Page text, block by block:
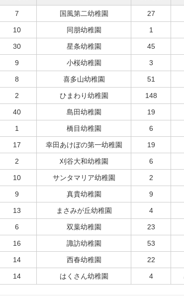
7 国風第二幼稚園 27
10 同朋幼稚園 1
30 星条幼稚園 45
9 小桜幼稚園 3
8 喜多山幼稚園 51
2 ひまわり幼稚園 148
40 島田幼稚園 19
1 橋目幼稚園 6
17 幸田あけぼの第一幼稚園 19
2 刈谷大和幼稚園 6
10 サンタマリア幼稚園 2
9 真貴幼稚園 9
13 まさみが丘幼稚園 4
6 双葉幼稚園 23
16 諏訪幼稚園 53
14 西春幼稚園 22
14 はくさん幼稚園 4